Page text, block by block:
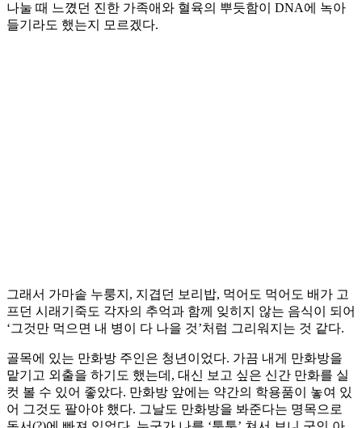
나눌 때 느꼈던 진한 가족애와 혈육의 뿌듯함이 DNA에 녹아
들기라도 했는지 모르겠다.
그래서 가마솥 누룽지, 지겹던 보리밥, 먹어도 먹어도 배가 고
프던 시래기죽도 각자의 추억과 함께 잊히지 않는 음식이 되어
‘그것만 먹으면 내 병이 다 나을 것’처럼 그리워지는 것 같다.
골목에 있는 만화방 주인은 청년이었다. 가끔 내게 만화방을
맡기고 외출을 하기도 했는데, 대신 보고 싶은 신간 만화를 실
컷 볼 수 있어 좋았다. 만화방 앞에는 약간의 학용품이 놓여 있
어 그것도 팔아야 했다. 그날도 만화방을 봐준다는 명목으로